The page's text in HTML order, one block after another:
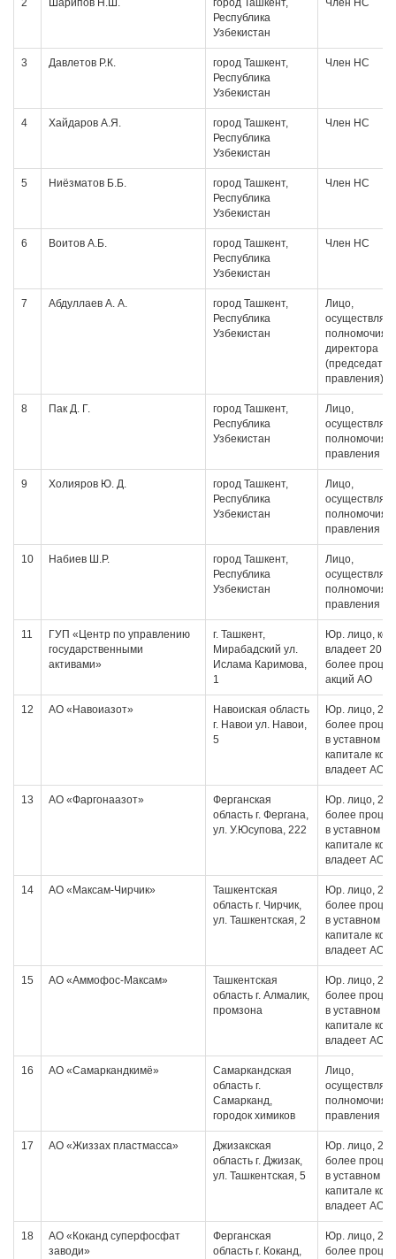
2 Шарипов Н.Ш.
город Ташкент,
Республика
Узбекистан
Член НС
3 Давлетов Р.К.
город Ташкент,
Республика
Узбекистан
Член НС
4 Хайдаров А.Я.
город Ташкент,
Республика
Узбекистан
Член НС
5 Ниёзматов Б.Б.
город Ташкент,
Республика
Узбекистан
Член НС
6 Воитов А.Б.
город Ташкент,
Республика
Узбекистан
Член НС
7 Абдуллаев А. А.
город Ташкент,
Республика
Узбекистан
Лицо,
полномочия
директора
правления)
8 Пак Д. Г.
город Ташкент,
Республика
Узбекистан
Лицо,
полномочия
правления
9 Холияров Ю. Д.
город Ташкент,
Республика
Узбекистан
Лицо,
полномочия
правления
10 Набиев Ш.Р.
город Ташкент,
Республика
Узбекистан
Лицо,
полномочия
правления
11
ГУП «Центр по управлению
государственными
активами»
г. Ташкент,
Мирабадский ул.
Ислама Каримова,
1
Юр. лицо,
владеет 20 и
более
акций АО
12 АО «Навоиазот»
Навоиская область
г. Навои ул. Навои,
5
Юр. лицо, 20
более
в уставном
капитале
владеет АО
13 АО «Фаргонаазот»
Ферганская
область г. Фергана,
ул. У.Юсупова, 222
Юр. лицо, 20
более
в уставном
капитале
владеет АО
14 АО «Максам-Чирчик»
Ташкентская
область г. Чирчик,
ул. Ташкентская, 2
Юр. лицо, 20
более
в уставном
капитале
владеет АО
15 АО «Аммофос-Максам»
Ташкентская
область г. Алмалик,
промзона
Юр. лицо, 20
более
в уставном
капитале
владеет АО
16 АО «Самаркандкимё»
Самаркандская
область г.
Самарканд,
городок химиков
Лицо,
полномочия
правления
17 АО «Жиззах пластмасса»
Джизакская
область г. Джизак,
ул. Ташкентская, 5
Юр. лицо, 20
более
в уставном
капитале
владеет АО
18
АО «Коканд суперфосфат
заводи»
Ферганская
область г. Коканд,
Юр. лицо, 20
более